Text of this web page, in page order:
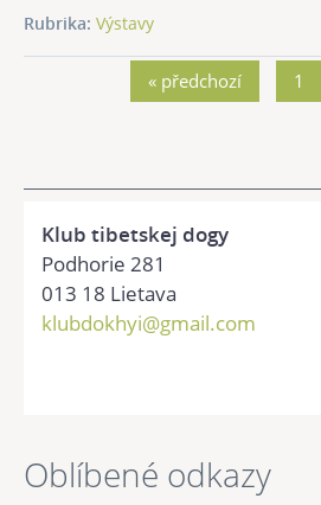
Rubrika: Výstavy
« předchozí 1
Klub tibetskej dogy
Podhorie 281
013 18 Lietava
klubdokhyi@gmail.com
Oblíbené odkazy